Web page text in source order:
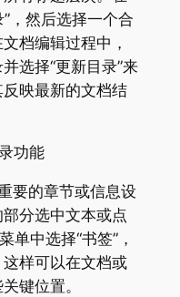
”，然后选择一个合
档编辑过程中，
选择“更新目录”来
映最新的文档结
功能
要的章节或信息设
分选中文本或点
单中选择“书签”，
样可以在文档或
键位置。